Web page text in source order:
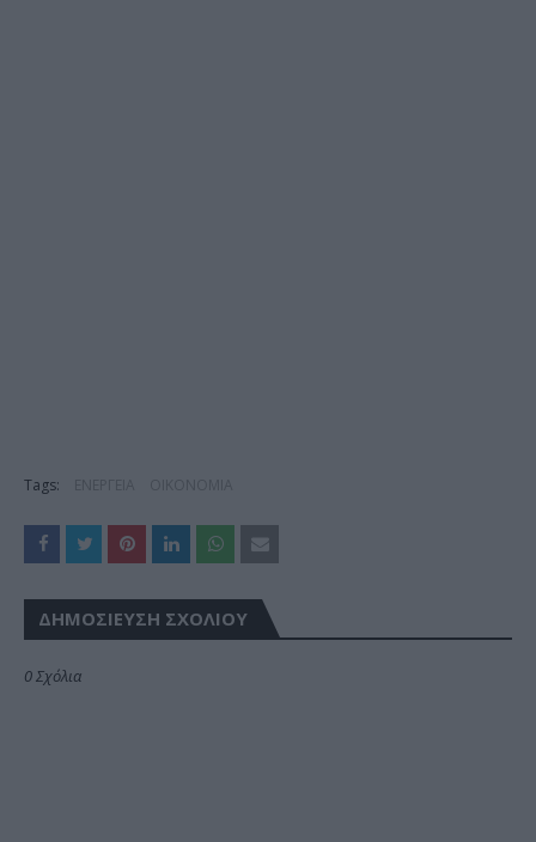
Tags:
ΔΗΜΟΣΊΕΥΣΗ ΣΧΟΛΊΟΥ
0 Σχόλια